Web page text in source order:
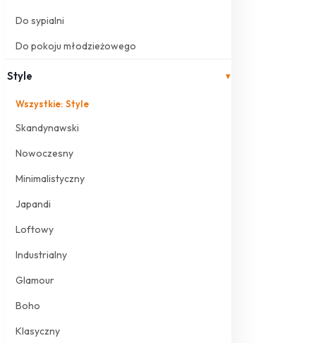
Do sypialni
Do pokoju młodzieżowego
Style ▾
Wszystkie: Style
Skandynawski
Nowoczesny
Minimalistyczny
Japandi
Loftowy
Industrialny
Glamour
Boho
Klasyczny